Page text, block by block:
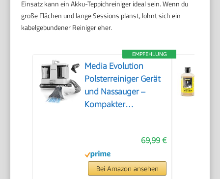
Einsatz kann ein Akku-Teppichreiniger ideal sein. Wenn du
große Flächen und lange Sessions planst, lohnt sich ein
kabelgebundener Reiniger eher.
EMPFEHLUNG
Media Evolution
Polsterreiniger Gerät
und Nassauger –
Kompakter
Waschsauger für
Teppich, Polster
Autositze & Sofa
69,99 €
Bei Amazon ansehen